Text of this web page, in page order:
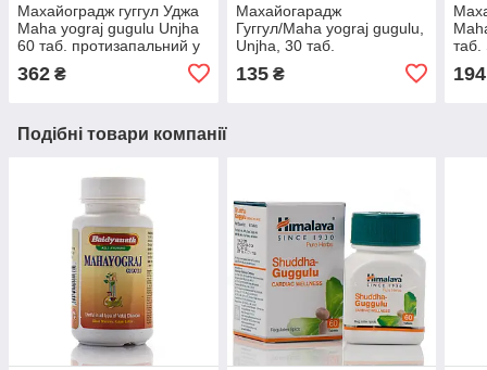
Махайоградж гуггул Уджа
Maha yograj gugulu Unjha
60 таб. протизапальний у
362 ₴
Махайогарадж
Гуггул/Maha yograj gugulu,
Unjha, 30 таб.
135₴
таб.
194
Подібні товари компанії